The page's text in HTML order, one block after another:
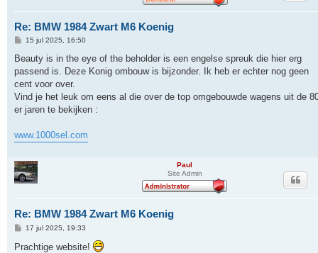
Re: BMW 1984 Zwart M6 Koenig
B
r
c
h
15 jul 2025, 16:50
Beauty is in the eye of the beholder is een engelse spreuk die hier erg
passend is. Deze Konig ombouw is bijzonder. Ik heb er echter nog geen
cent voor over.
Vind je het leuk om eens al die over de top omgebouwde wagens uit de
er jaren te bekijken :
www.1000sel.com
Paul
Site Admin
Re: BMW 1984 Zwart M6 Koenig
B
r
17 jul 2025, 19:33
Prachtige website!